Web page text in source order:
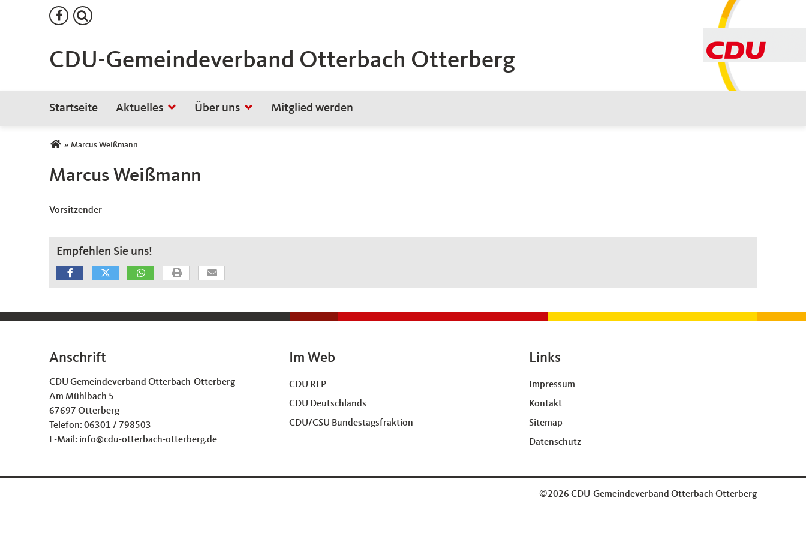
CDU-Gemeindeverband Otterbach Otterberg
Startseite Aktuelles Über uns Mitglied werden
Sie sind hier
» Marcus Weißmann
Marcus Weißmann
Vorsitzender
Empfehlen Sie uns!
Fußbereich
Anschrift
CDU Gemeindeverband Otterbach-Otterberg
Am Mühlbach 5
67697 Otterberg
Telefon:06301 / 798503
E-Mail: info@cdu-otterbach-otterberg.de
Im Web
CDU RLP
CDU Deutschlands
CDU/CSU Bundestagsfraktion
Links
Impressum
Kontakt
Sitemap
Datenschutz
©2026 CDU-Gemeindeverband Otterbach Otterberg